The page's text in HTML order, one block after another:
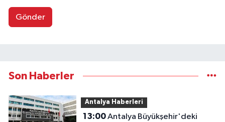
Gönder
Son Haberler
Antalya Haberleri
13:00Antalya Büyükşehir'deki